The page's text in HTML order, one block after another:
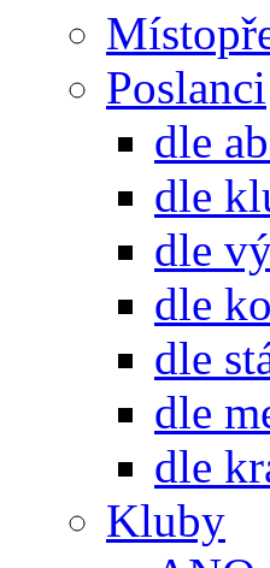
Poslanci
dle
dle
dle
dle
dle
dle
dle
Kluby